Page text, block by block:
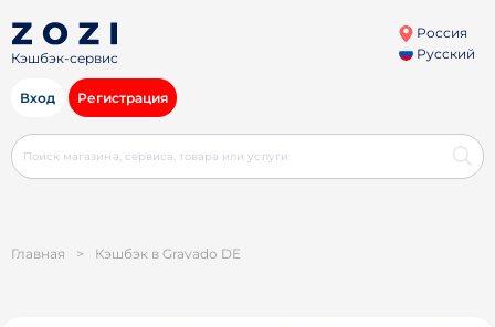
Кэшбэк-сервис
Россия
Русский
Вход Регистрация
Главная > Кэшбэк в Gravado DE